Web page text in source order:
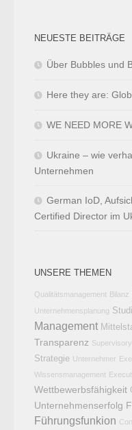
NEUESTE BEITRÄGE
Über Bubbles und
Here they are:
WE NEED MORE
Ukraine – wie
Unternehmen
German IoD,
Certified Director im
UNSERE THEMEN
Qualitätsmanagement Bilanz
Unternehmensplanung
Management
Transparenz
Strategie Unternehmer
Wissensmanagement
Wettbewerbsfähigkeit
Unternehmenserfolg
Führungsfunkion